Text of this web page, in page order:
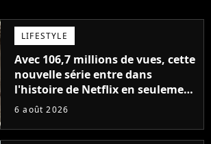
LIFESTYLE
Avec 106,7 millions de vues, cette
nouvelle série entre dans
l'histoire de Netflix en seulement
48 jours
6 août 2026